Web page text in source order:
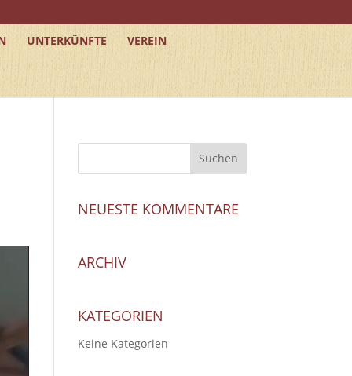
UNTERKÜNFTE VEREIN
NEUESTE KOMMENTARE
ARCHIV
KATEGORIEN
Keine Kategorien